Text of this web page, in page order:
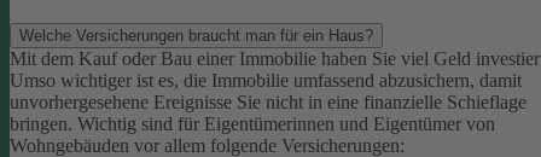
Welche Versicherungen braucht man für ein Haus?
Mit dem Kauf oder Bau einer Immobilie haben Sie viel Geld
Umso wichtiger ist es, die Immobilie umfassend abzusichern, damit
unvorhergesehene Ereignisse Sie nicht in eine finanzielle Schieflage
bringen. Wichtig sind für Eigentümerinnen und Eigentümer von
Wohngebäuden vor allem folgende Versicherungen: